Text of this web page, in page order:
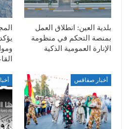
بلدية العين: انطلاق العمل
بمنصة التحكم في منظومة
الإنارة العمومية الذكية
أخبار صفاقس